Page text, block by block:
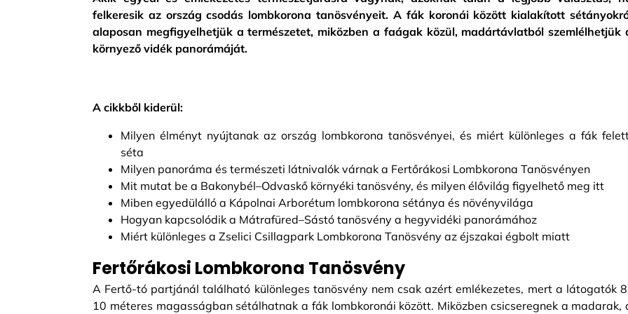
felkeresik az ország csodás lombkorona tanösvényeit. A fák koronái között kialakított
alaposan megfigyelhetjük a természetet, miközben a faágak közül, madártávlatból szemlélhetjük
környező vidék panorámáját.
A cikkből kiderül:
Milyen élményt nyújtanak az ország lombkorona tanösvényei, és miért különleges a fák
séta
Milyen panoráma és természeti látnivalók várnak a Fertőrákosi Lombkorona Tanösvényen
Mit mutat be a Bakonybél–Odvaskő környéki tanösvény, és milyen élővilág figyelhető meg itt
Miben egyedülálló a Kápolnai Arborétum lombkorona sétánya és növényvilága
Hogyan kapcsolódik a Mátrafüred–Sástó tanösvény a hegyvidéki panorámához
Miért különleges a Zselici Csillagpark Lombkorona Tanösvény az éjszakai égbolt miatt
Fertőrákosi Lombkorona Tanösvény
A Fertő-tó partjánál található különleges tanösvény nem csak azért emlékezetes, mert a látogatók
10 méteres magasságban sétálhatnak a fák lombkoronái között. Miközben csicseregnek a madarak,